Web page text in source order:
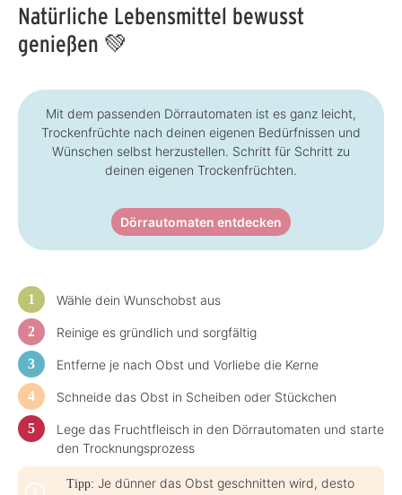
Natürliche Lebensmittel bewusst
genießen 💚
Mit dem passenden Dörrautomaten ist es ganz leicht,
Trockenfrüchte nach deinen eigenen Bedürfnissen und
Wünschen selbst herzustellen. Schritt für Schritt zu
deinen eigenen Trockenfrüchten.
Dörrautomaten entdecken
Wähle dein Wunschobst aus
Reinige es gründlich und sorgfältig
Entferne je nach Obst und Vorliebe die Kerne
Schneide das Obst in Scheiben oder Stückchen
Lege das Fruchtfleisch in den Dörrautomaten und starte
den Trocknungsprozess
Tipp: Je dünner das Obst geschnitten wird, desto